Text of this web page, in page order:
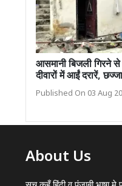
आसमानी बिजली गिरने
दीवारों में आईं दरारें,
Published On 03 Aug
About Us